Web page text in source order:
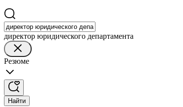
директор юридического департамента
Резюме
Найти